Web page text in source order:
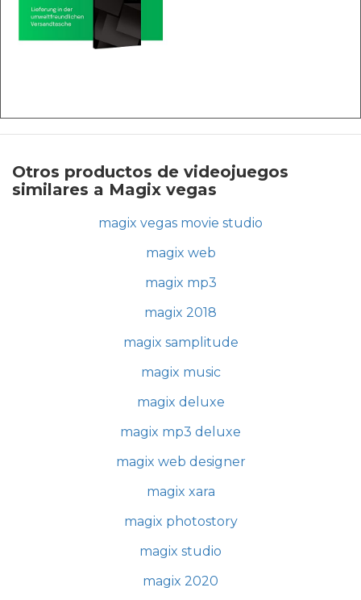
Otros productos de videojuegos
similares a Magix vegas
magix vegas movie studio
magix web
magix mp3
magix 2018
magix samplitude
magix music
magix deluxe
magix mp3 deluxe
magix web designer
magix xara
magix photostory
magix studio
magix 2020